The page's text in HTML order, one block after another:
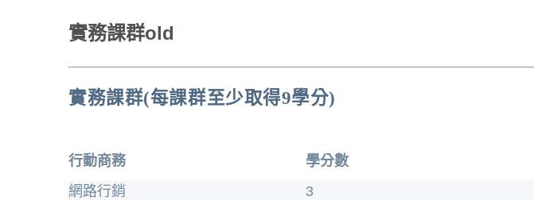
實務課群old
實務課群(每課群至少取得9學分)
行動商務 學分數
網路行銷
3